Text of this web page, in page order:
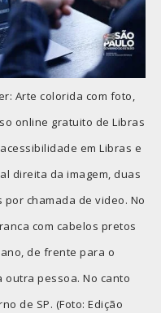
Arte colorida com foto,
online gratuito de Libras
em Libras e
direita da imagem, duas
chamada de video. No
com cabelos pretos
de frente para o
outra pessoa. No canto
de SP. (Foto: Edição